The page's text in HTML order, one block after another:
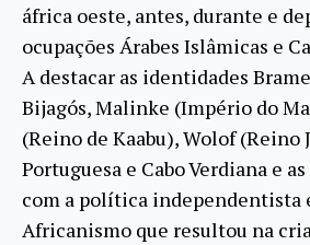
áfrica oeste, antes, durante e
ocupações Árabes Islâmicas e
A destacar as identidades
Bijagós, Malinke (Império do
(Reino de Kaabu), Wolof (Reino
Portuguesa e Cabo Verdiana e
com a política independentista
Africanismo que resultou na